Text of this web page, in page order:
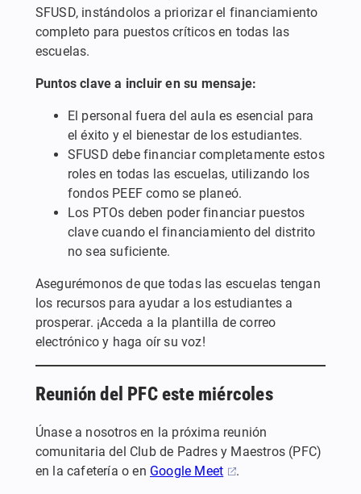
SFUSD, instándolos a priorizar el financiamiento
completo para puestos críticos en todas las
escuelas.
Puntos clave a incluir en su mensaje:
El personal fuera del aula es esencial para
el éxito y el bienestar de los estudiantes.
SFUSD debe financiar completamente estos
roles en todas las escuelas, utilizando los
fondos PEEF como se planeó.
Los PTOs deben poder financiar puestos
clave cuando el financiamiento del distrito
no sea suficiente.
Asegurémonos de que todas las escuelas tengan
los recursos para ayudar a los estudiantes a
prosperar. ¡Acceda a la plantilla de correo
electrónico y haga oír su voz!
Reunión del PFC este miércoles
Únase a nosotros en la próxima reunión
comunitaria del Club de Padres y Maestros (PFC)
en la cafetería o en Google Meet .